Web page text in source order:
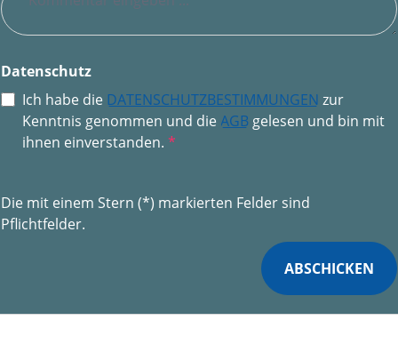
Datenschutz
Ich habe die DATENSCHUTZBESTIMMUNGEN zur
Kenntnis genommen und die AGB gelesen und bin mit
ihnen einverstanden. *
Die mit einem Stern (*) markierten Felder sind
Pflichtfelder.
ABSCHICKEN